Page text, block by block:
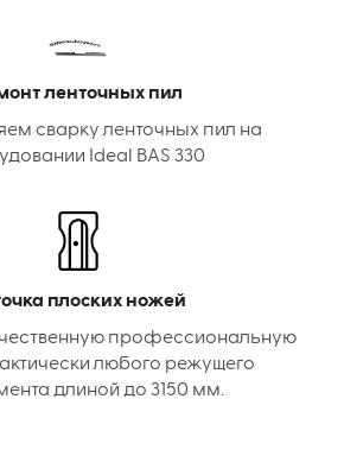
ленточных пил
сварку ленточных пил на
Ideal BAS 330
плоских ножей
профессиональную
любого режущего
длиной до 3150 мм.